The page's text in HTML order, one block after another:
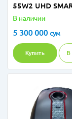
55W2 UHD
webOS TV
В наличии
5 300 000 сум
Купить В